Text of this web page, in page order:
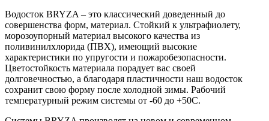
Водосток BRYZA – это классический доведенный до
совершенства форм, материал. Стойкий к ультрафиолету,
морозоупорный материал высокого качества из
поливинилхлорида (ПВХ), имеющий высокие
характеристики по упругости и пожаробезопасности.
Цветостойкость материала порадует вас своей
долговечностью, а благодаря пластичности наш водосток
сохранит свою форму после холодной зимы. Рабочий
температурный режим системы от -60 до +50С.